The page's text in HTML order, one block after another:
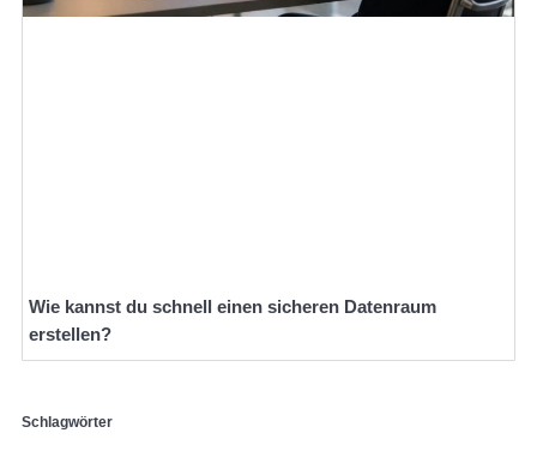
Wie kannst du schnell einen sicheren Datenraum
erstellen?
Schlagwörter